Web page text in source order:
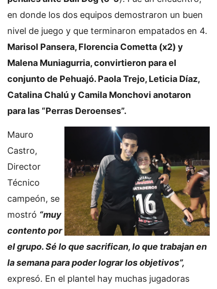
en donde los dos equipos demostraron un buen
nivel de juego y que terminaron empatados en 4.
Marisol Pansera, Florencia Cometta (x2) y
Malena Muniagurria, convirtieron para el
conjunto de Pehuajó. Paola Trejo, Leticia Díaz,
Catalina Chalú y Camila Monchovi anotaron
para las “Perras Deroenses”.
Mauro
Castro,
Director
Técnico
campeón, se
mostró “muy
contento por
el grupo. Sé lo que sacrifican, lo que trabajan en
la semana para poder lograr los objetivos”,
expresó. En el plantel hay muchas jugadoras